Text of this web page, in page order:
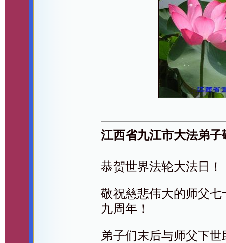
江西省九江市大法弟
恭贺世界法轮大法日！
敬祝慈悲伟大的师父
九周年！
弟子们末后与师父下